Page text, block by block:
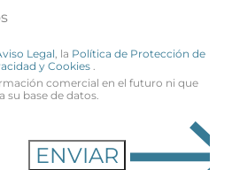
Legal, la Política de Protección de
y Cookies .
comercial en el futuro ni que
su base de datos.